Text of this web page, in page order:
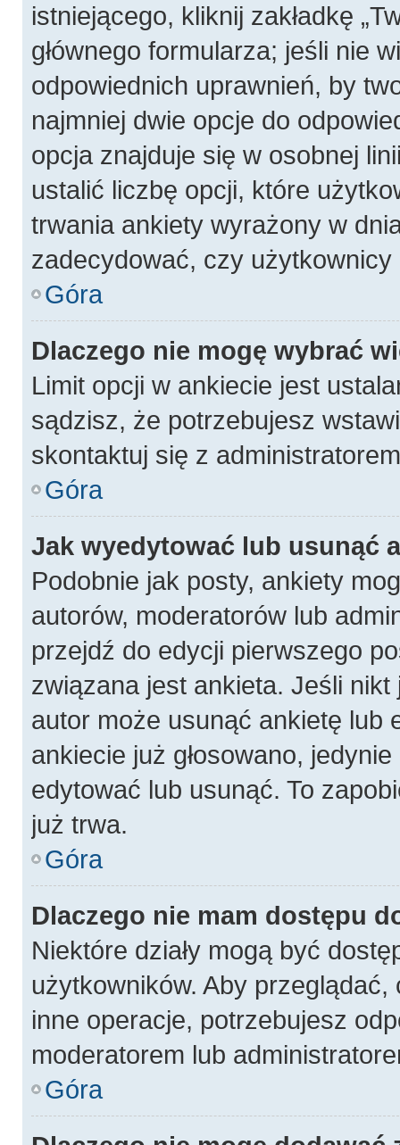
istniejącego, kliknij zakładkę
głównego formularza; jeśli nie
odpowiednich uprawnień, by
najmniej dwie opcje do
opcja znajduje się w osobnej
ustalić liczbę opcji, które
trwania ankiety wyrażony w
zadecydować, czy użytkownicy
Góra
Dlaczego nie mogę wybrać
Limit opcji w ankiecie jest
sądzisz, że potrzebujesz
skontaktuj się z
Góra
Jak wyedytować lub usunąć
Podobnie jak posty, ankiety
autorów, moderatorów lub
przejdź do edycji pierwszego
związana jest ankieta. Jeśli nikt
autor może usunąć ankietę lub
ankiecie już głosowano,
edytować lub usunąć. To
już trwa.
Góra
Dlaczego nie mam dostępu
Niektóre działy mogą być
użytkowników. Aby
inne operacje, potrzebujesz
moderatorem lub
Góra